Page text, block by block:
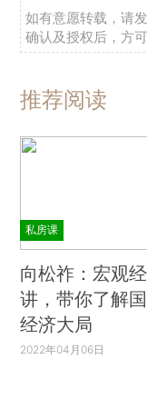
如有意愿转载，请
确认及授权后，方可
推荐阅读
私房课
向松祚：宏观
讲，带你了解
经济大局
2022年04月06日